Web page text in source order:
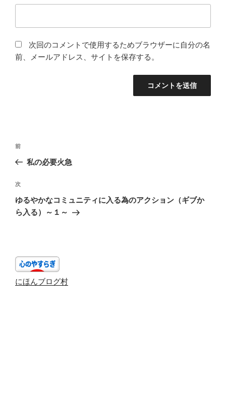
次回のコメントで使用するためブラウザーに自分の名
前、メールアドレス、サイトを保存する。
投
ビ
ゲ
ー
ン
前
の
稿
前
私の必要火急
次
の
投
次
ゆるやかなコミュニティに入る為のアクション（ギブか
ら入る）～１～
にほんブログ村